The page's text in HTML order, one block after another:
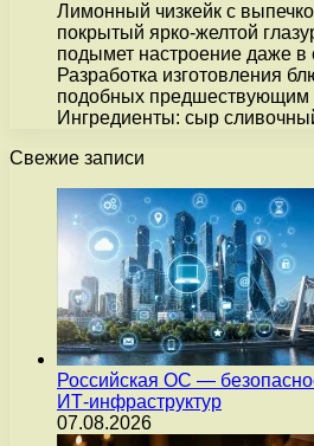
Лимонный чизкейк с
покрытый ярко-желтой
подымет настроение даже
Разработка изготовления
подобных предшествующим
Ингредиенты: сыр
Свежие записи
Российская ОС —
ИТ-инфраструктур
07.08.2026